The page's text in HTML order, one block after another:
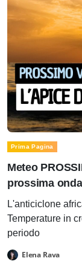
Prima Pagina
Meteo
prossima
L'anticiclone
Temperature in
periodo
Elena Rava